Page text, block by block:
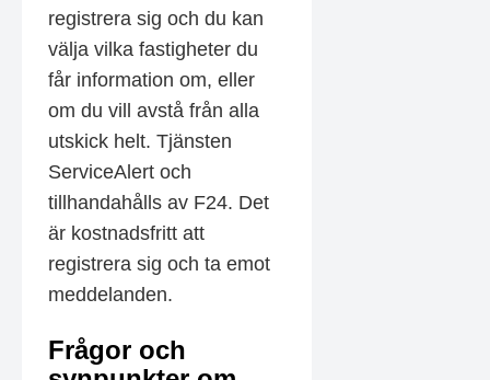
registrera sig och du kan
välja vilka fastigheter du
får information om, eller
om du vill avstå från alla
utskick helt. Tjänsten
ServiceAlert och
tillhandahålls av F24. Det
är kostnadsfritt att
registrera sig och ta emot
meddelanden.
Frågor och